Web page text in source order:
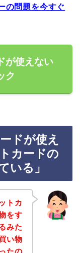
の問題を今すぐ
が使えない
ク
ドが使え
カードの
いる」
トカ
をす
みた
い物
たの